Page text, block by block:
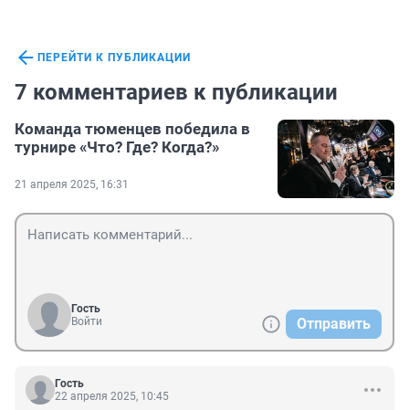
ПЕРЕЙТИ К ПУБЛИКАЦИИ
7 комментариев к публикации
Команда тюменцев победила в
турнире «Что? Где? Когда?»
21 апреля 2025, 16:31
Гость
Войти
Отправить
Гость
22 апреля 2025, 10:45